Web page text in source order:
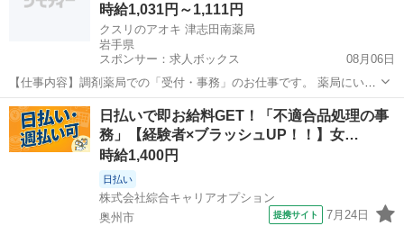
時給1,031円～1,111円
クスリのアオキ 津志田南薬局
岩手県
スポンサー：求人ボックス
08月06日
【仕事内容】調剤薬局での「受付・事務」のお仕事です。 薬局にいら
っしゃる患者様の対応がメインとなります。 主な業務は処方箋・お薬
手帳の受け取りや、データ入力、会計対応等、未経験やブランクがあ
っても始められるお仕事! 調剤受付の為、...
アルバイト・パート
日払いで即お給料GET！「不適合品処理の事
務」【経験者×ブラッシュUP！！】女…
時給1,400円
日払い
株式会社綜合キャリアオプション
奥州市
提携サイト 7月24日